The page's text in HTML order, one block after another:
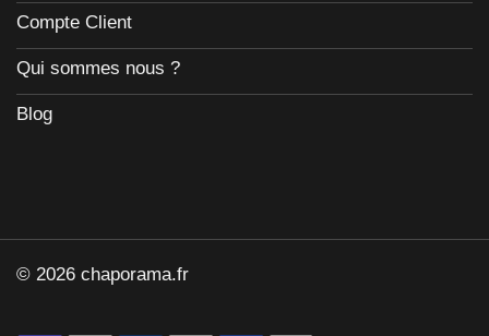
Compte Client
Qui sommes nous ?
Blog
© 2026 chaporama.fr